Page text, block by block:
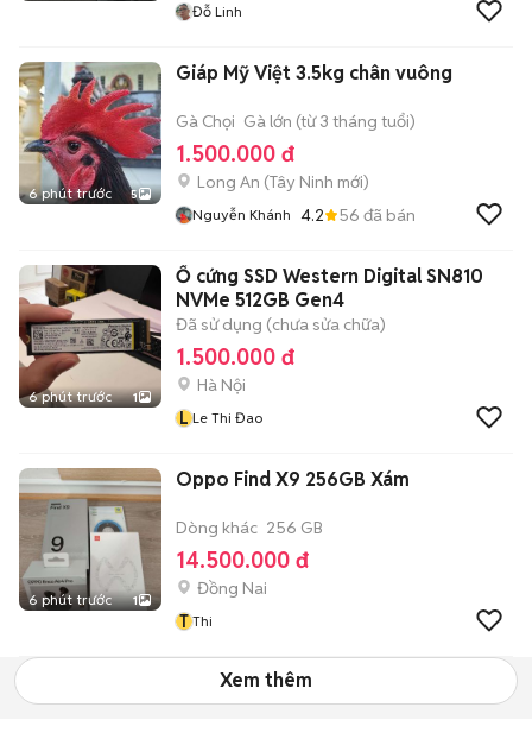
Đỗ Linh
6 phút trước 5
Giáp Mỹ Việt 3.5kg chân vuông
Gà Chọi Gà lớn (từ 3 tháng tuổi)
1.500.000 đ
Long An (Tây Ninh mới)
Nguyễn Khánh 4.2 56 đã bán
6 phút trước 1
Ổ cứng SSD Western Digital SN810
NVMe 512GB Gen4
Đã sử dụng (chưa sửa chữa)
1.500.000 đ
Hà Nội
L Le Thi Đao
6 phút trước 1
Oppo Find X9 256GB Xám
Dòng khác 256 GB
14.500.000 đ
Đồng Nai
T Thi
Xem thêm